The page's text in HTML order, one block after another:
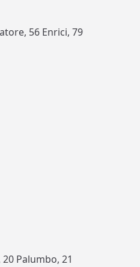
56 Enrici, 79
Palumbo, 21